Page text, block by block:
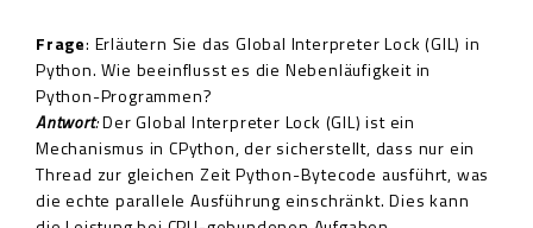
Frage: Erläutern Sie das Global Interpreter Lock (GIL) in
Python. Wie beeinflusst es die Nebenläufigkeit in
Python-Programmen?
Antwort:Der Global Interpreter Lock (GIL) ist ein
Mechanismus in CPython, der sicherstellt, dass nur ein
Thread zur gleichen Zeit Python-Bytecode ausführt, was
die echte parallele Ausführung einschränkt. Dies kann